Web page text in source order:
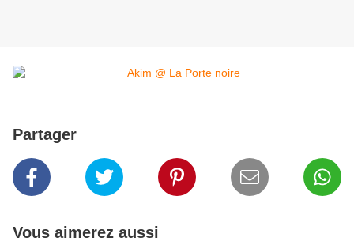
Partager
Vous aimerez aussi